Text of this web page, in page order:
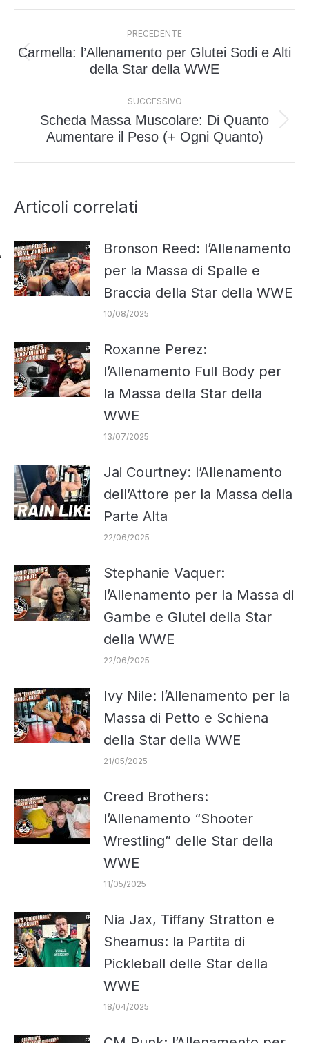
tra
PRECEDENTE
Post
Carmella: l’Allenamento per Glutei Sodi e Alti
della Star della WWE
SUCCESSIVO
Prossimo
Scheda Massa Muscolare: Di Quanto
Aumentare il Peso (+ Ogni Quanto)
Articoli correlati
Bronson Reed: l’Allenamento
per la Massa di Spalle e
Braccia della Star della WWE
10/08/2025
Roxanne Perez:
l’Allenamento Full Body per
la Massa della Star della
WWE
13/07/2025
Jai Courtney: l’Allenamento
dell’Attore per la Massa della
Parte Alta
22/06/2025
Stephanie Vaquer:
l’Allenamento per la Massa di
Gambe e Glutei della Star
della WWE
22/06/2025
Ivy Nile: l’Allenamento per la
Massa di Petto e Schiena
della Star della WWE
21/05/2025
Creed Brothers:
l’Allenamento “Shooter
Wrestling” delle Star della
WWE
11/05/2025
Nia Jax, Tiffany Stratton e
Sheamus: la Partita di
Pickleball delle Star della
WWE
18/04/2025